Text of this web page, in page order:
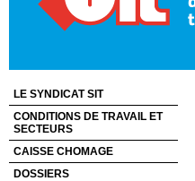
LE SYNDICAT SIT
CONDITIONS DE TRAVAIL ET
SECTEURS
CAISSE CHOMAGE
DOSSIERS